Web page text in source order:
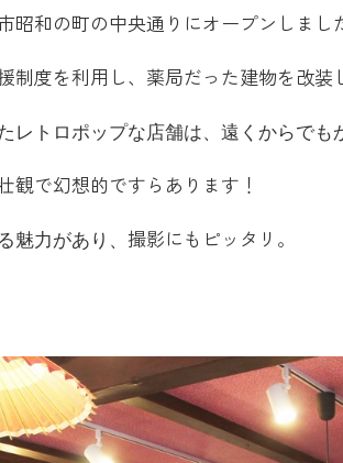
昭和の町の中央通りにオープンしまし
制度を利用し、薬局だった建物を改装
レトロポップな店舗は、遠くからでも
観で幻想的ですらあります！
魅力があり、 撮影にもピッタリ。